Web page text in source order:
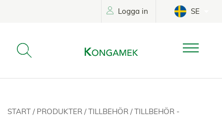
Logga in SE
START / PRODUKTER /TILLBEHÖR /TILLBEHÖR -